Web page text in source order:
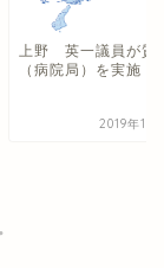
上野 英一議員が質
（病院局）を実施
2019年10